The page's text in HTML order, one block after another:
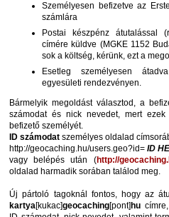
Személyesen befizetve az
számlára
Postai készpénz átutalással
címére küldve (MGKE 1152
sok a költség, kérünk, ezt a
Esetleg személyesen
egyesületi rendezvényen.
Bármelyik megoldást választod, a
számodat és nick nevedet, mert
befizető személyét.
ID számodat személyes oldalad
http://geocaching.hu/users.geo?id=ID
vagy belépés után (http://
oldalad harmadik sorában találod meg.
Új pártoló tagoknál fontos, hogy az
kartya[kukac]geocaching[pont] hu